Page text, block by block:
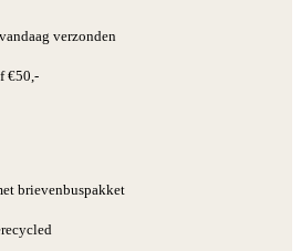
verzonden
€50,-
brievenbuspakket